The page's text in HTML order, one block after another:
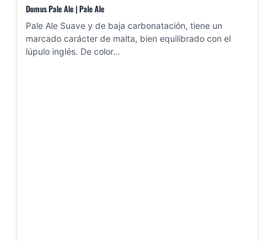
Domus Pale Ale | Pale Ale
Pale Ale Suave y de baja carbonatación, tiene un
marcado carácter de malta, bien equilibrado con el
lúpulo inglés. De color…